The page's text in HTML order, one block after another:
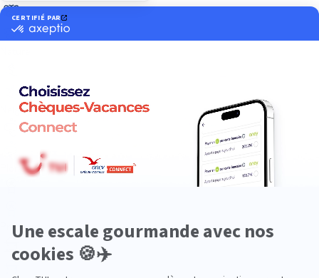
Neige
Plongée
Premium